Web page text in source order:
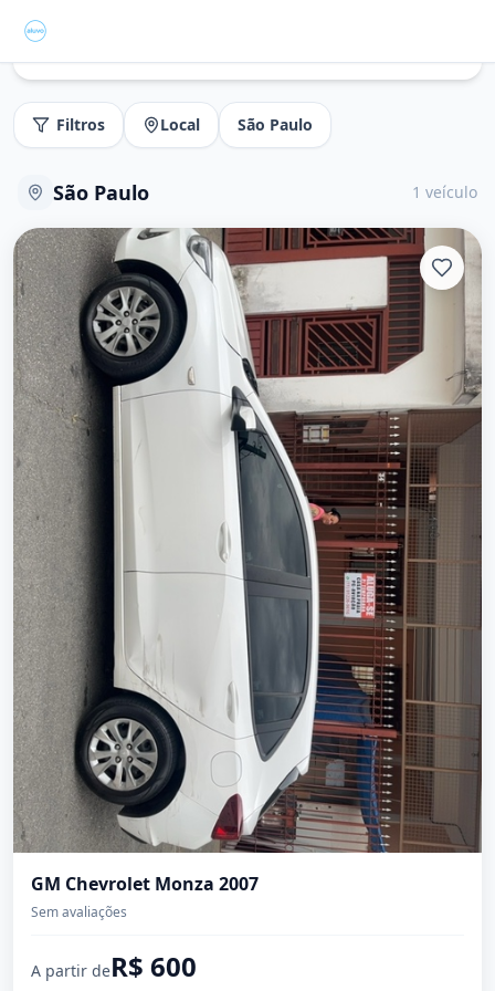
Filtros Local São Paulo
São Paulo 1 veículo
GM Chevrolet Monza 2007
Sem avaliações
A partir deR$ 600